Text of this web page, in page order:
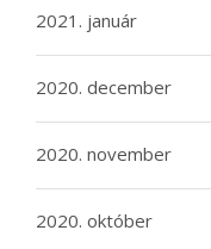
2021. január
2020. december
2020. november
2020. október